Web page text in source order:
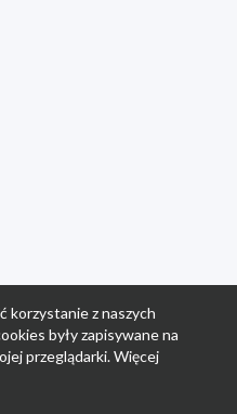
korzystanie z naszych
były zapisywane na
przeglądarki. Więcej